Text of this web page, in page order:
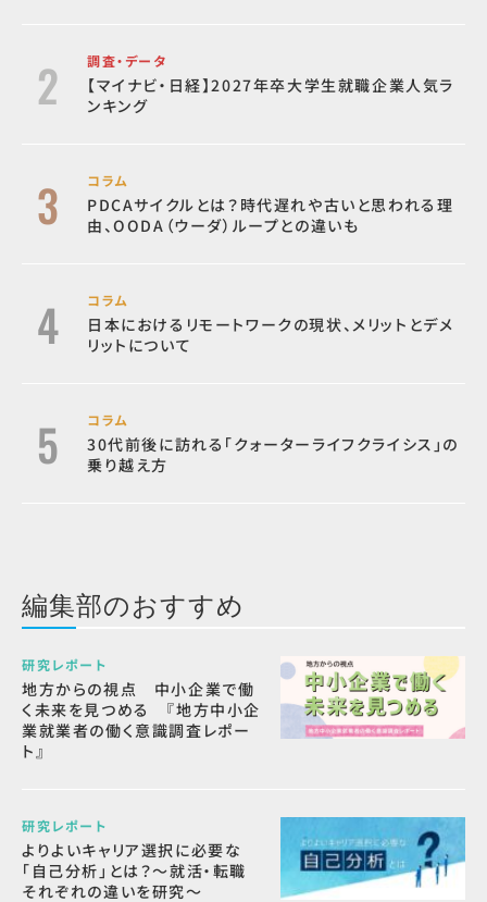
調査・データ
【マイナビ・日経】2027年卒大学生就職企業人気ラ
ンキング
コラム
PDCAサイクルとは？時代遅れや古いと思われる理
由、OODA（ウーダ）ループとの違いも
コラム
日本におけるリモートワークの現状、メリットとデメ
リットについて
コラム
30代前後に訪れる「クォーターライフクライシス」の
乗り越え方
編集部のおすすめ
研究レポート
地方からの視点 中小企業で働
く未来を見つめる 『地方中小企
業就業者の働く意識調査レポー
ト』
研究レポート
よりよいキャリア選択に必要な
「自己分析」とは？～就活・転職
それぞれの違いを研究～